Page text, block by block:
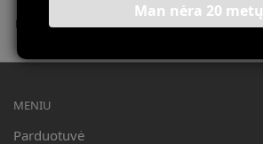
100% Saugus atsiskaitymas
Mūsų partneris Swedbank
MENIU
Parduotuvė
Man nėra 20 metų